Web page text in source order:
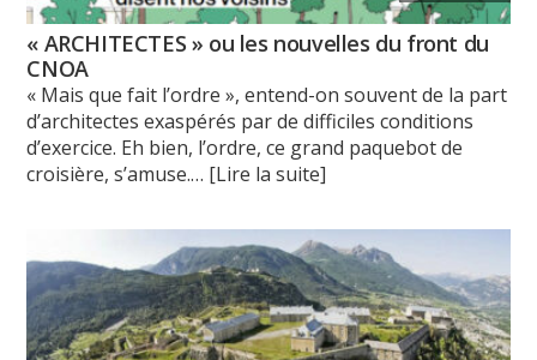
« ARCHITECTES » ou les nouvelles du front du
CNOA
« Mais que fait l’ordre », entend-on souvent de la part
d’architectes exaspérés par de difficiles conditions
d’exercice. Eh bien, l’ordre, ce grand paquebot de
croisière, s’amuse.… [Lire la suite]